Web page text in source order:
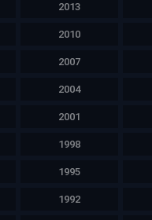
2013
2010
2007
2004
2001
1998
1995
1992